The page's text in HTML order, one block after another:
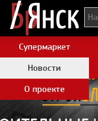
Супермаркет
Новости
О проекте